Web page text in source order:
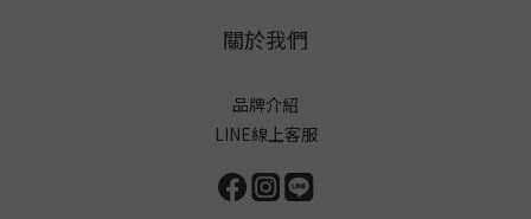
關於我們
品牌介紹
LINE線上客服